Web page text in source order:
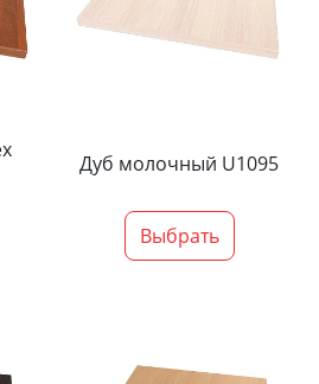
Дуб молочный U1095
Выбрать